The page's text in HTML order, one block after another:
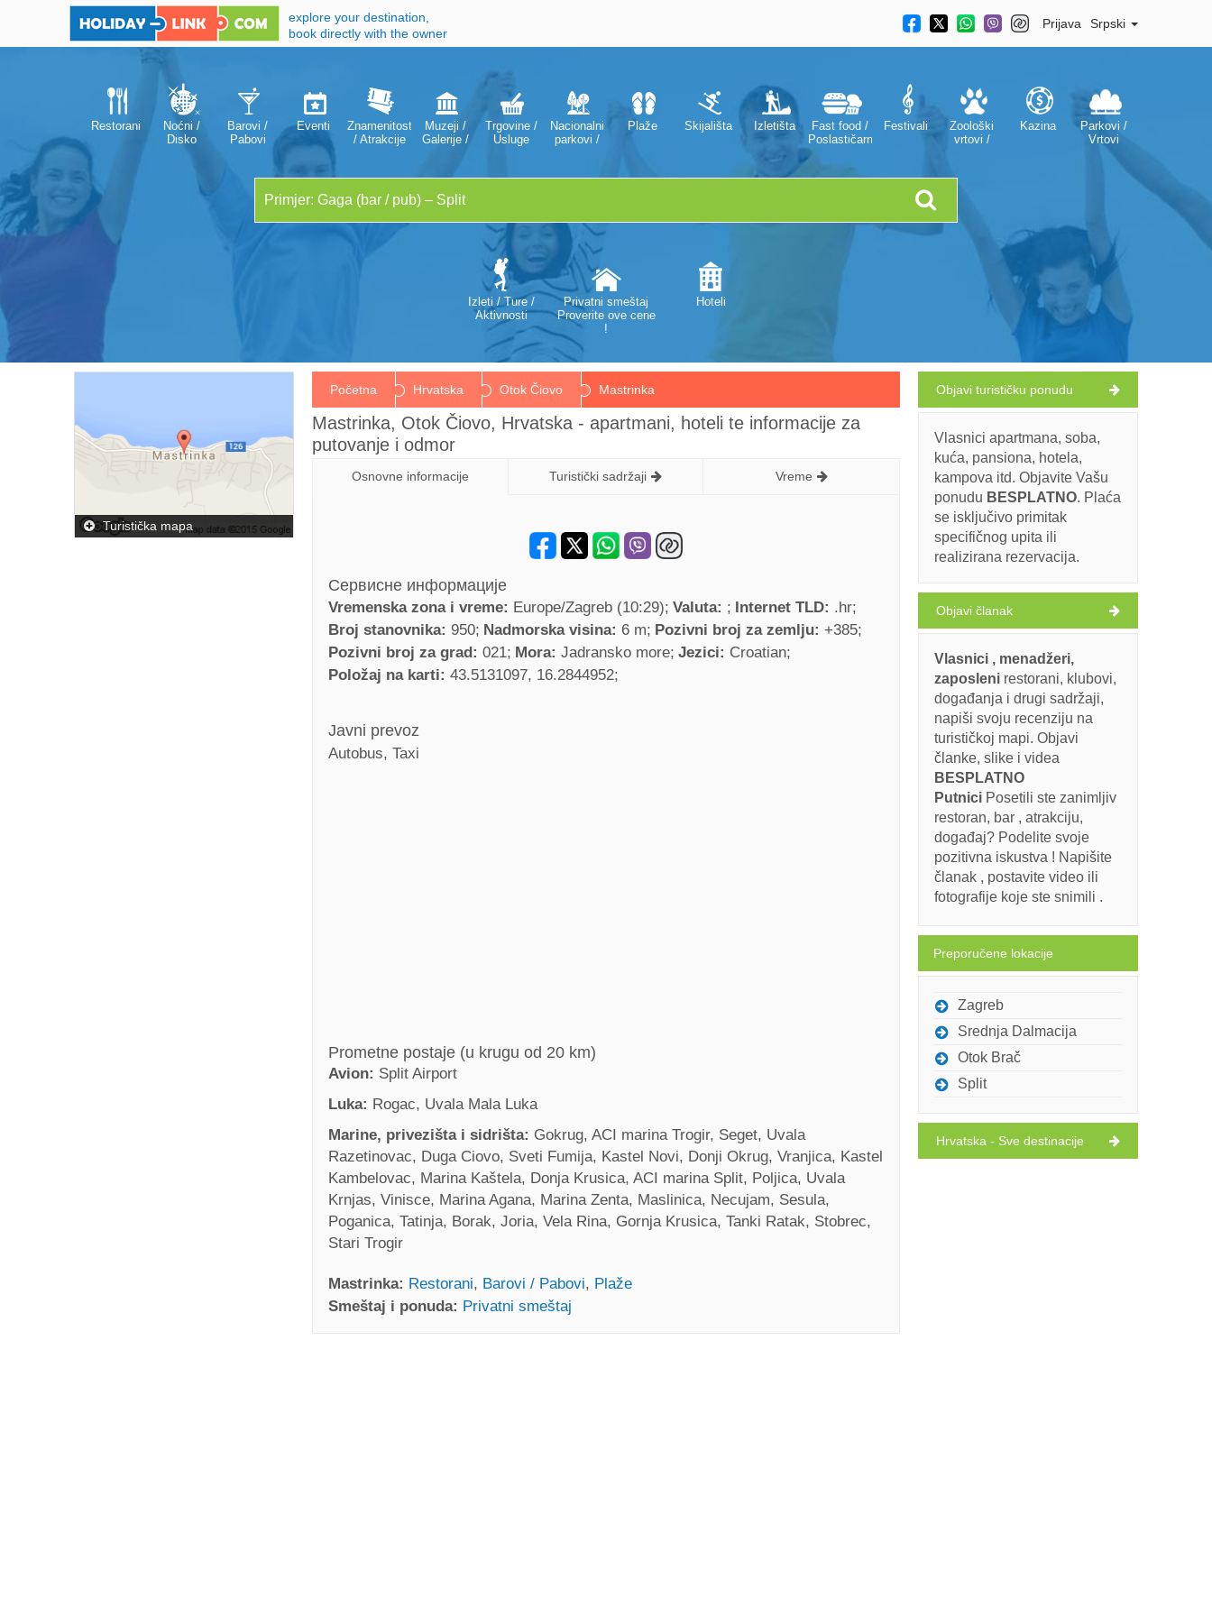
explore your destination,
book directly with the owner
Prijava Srpski
Restorani
Noćni /
Disko
Barovi /
Pabovi
Eventi
Znamenitosti
/ Atrakcije
Muzeji /
Galerije /
Trgovine /
Usluge
Nacionalni
parkovi /
Plaže Skijališta Izletišta
Fast food /
Poslastičarnice
Festivali
Zoološki
vrtovi /
Kazina
Parkovi /
Vrtovi
Izleti / Ture /
Aktivnosti
Privatni smeštaj
Proverite ove cene
!
Hoteli
Početna Hrvatska Otok Čiovo Mastrinka
Mastrinka, Otok Čiovo, Hrvatska - apartmani, hoteli te informacije za
putovanje i odmor
Osnovne informacije Turistički sadržaji Vreme
Сервисне информације
Vremenska zona i vreme: Europe/Zagreb (10:29) Valuta: Internet TLD: .hr
Broj stanovnika: 950 Nadmorska visina: 6 m Pozivni broj za zemlju: +385
Pozivni broj za grad: 021 Mora: Jadransko more Jezici: Croatian
Položaj na karti: 43.5131097, 16.2844952
Javni prevoz
Autobus, Taxi
Prometne postaje (u krugu od 20 km)
Avion: Split Airport
Luka: Rogac, Uvala Mala Luka
Marine, privezišta i sidrišta: Gokrug, ACI marina Trogir, Seget, Uvala
Razetinovac, Duga Ciovo, Sveti Fumija, Kastel Novi, Donji Okrug, Vranjica, Kastel
Kambelovac, Marina Kaštela, Donja Krusica, ACI marina Split, Poljica, Uvala
Krnjas, Vinisce, Marina Agana, Marina Zenta, Maslinica, Necujam, Sesula,
Poganica, Tatinja, Borak, Joria, Vela Rina, Gornja Krusica, Tanki Ratak, Stobrec,
Stari Trogir
Mastrinka: Restorani, Barovi / Pabovi, Plaže
Smeštaj i ponuda: Privatni smeštaj
Turistička mapa
Objavi turističku ponudu
Vlasnici apartmana, soba,
kuća, pansiona, hotela,
kampova itd. Objavite Vašu
ponudu BESPLATNO. Plaća
se isključivo primitak
specifičnog upita ili
realizirana rezervacija.
Objavi članak
Vlasnici , menadžeri,
zaposleni restorani, klubovi,
događanja i drugi sadržaji,
napiši svoju recenziju na
turističkoj mapi. Objavi
članke, slike i videa
BESPLATNO
Putnici Posetili ste zanimljiv
restoran, bar , atrakciju,
događaj? Podelite svoje
pozitivna iskustva ! Napišite
članak , postavite video ili
fotografije koje ste snimili .
Preporučene lokacije
Zagreb
Srednja Dalmacija
Otok Brač
Split
Hrvatska - Sve destinacije